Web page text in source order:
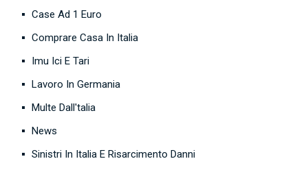
Case Ad 1 Euro
Comprare Casa In Italia
Imu Ici E Tari
Lavoro In Germania
Multe Dall'talia
News
Sinistri In Italia E Risarcimento Danni